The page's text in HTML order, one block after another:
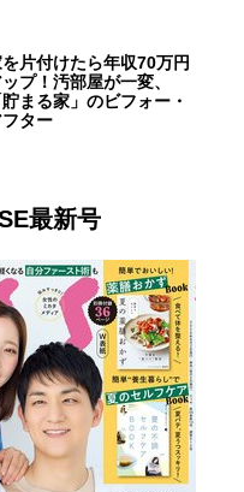
片付けたら年収70万円
プ！汚部屋が一変、
貯まる家」のビフォー・
フター
最新号